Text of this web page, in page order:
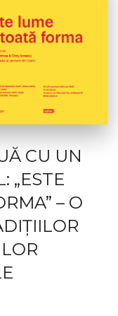
CU UN
„ESTE
– O